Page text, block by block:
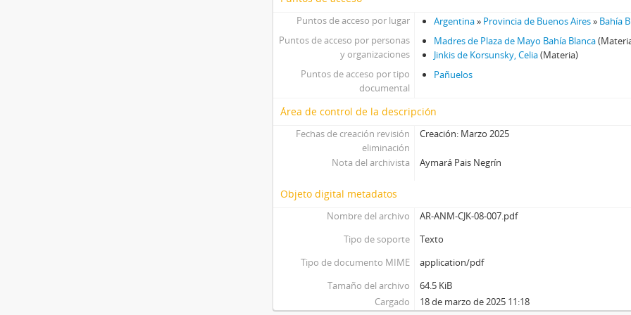
Puntos de acceso por lugar Argentina» Provincia de Buenos Aires» Bahía
Puntos de acceso por personas
y organizaciones
Madres de Plaza de Mayo Bahía Blanca
Jinkis de Korsunsky, Celia(Materia)
Puntos de acceso por tipo
documental
Pañuelos
Área de control de la descripción
Fechas de creación revisión
eliminación
Creación: Marzo 2025
Nota del archivista Aymará Pais Negrín
Objeto digital metadatos
Nombre del archivo
AR-ANM-CJK-08-007.pdf
Tipo de soporte
Texto
Tipo de documento MIME
application/pdf
Tamaño del archivo
64.5 KiB
Cargado
18 de marzo de 2025 11:18